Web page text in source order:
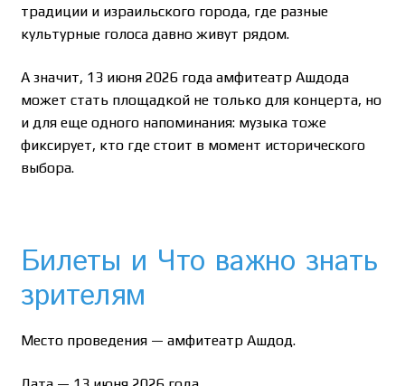
традиции и израильского города, где разные
культурные голоса давно живут рядом.
А значит, 13 июня 2026 года амфитеатр Ашдода
может стать площадкой не только для концерта, но
и для еще одного напоминания: музыка тоже
фиксирует, кто где стоит в момент исторического
выбора.
Билеты и Что важно знать
зрителям
Место проведения — амфитеатр Ашдод.